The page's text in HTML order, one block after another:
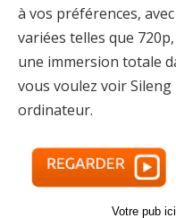
à vos préférences,
variées telles que
une immersion totale
vous voulez voir
ordinateur.
Votre pub